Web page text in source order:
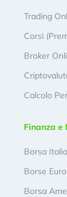
Trading
Corsi
Broker
Calcolo
Finanza e
Borsa
Borse
Borsa